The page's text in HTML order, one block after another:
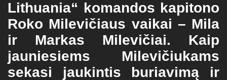
Lithuania“ komandos kapitono
Roko Milevičiaus vaikai – Mila
ir Markas Milevičiai. Kaip
jauniesiems Milevičiukams
sekasi jaukintis buriavimą ir